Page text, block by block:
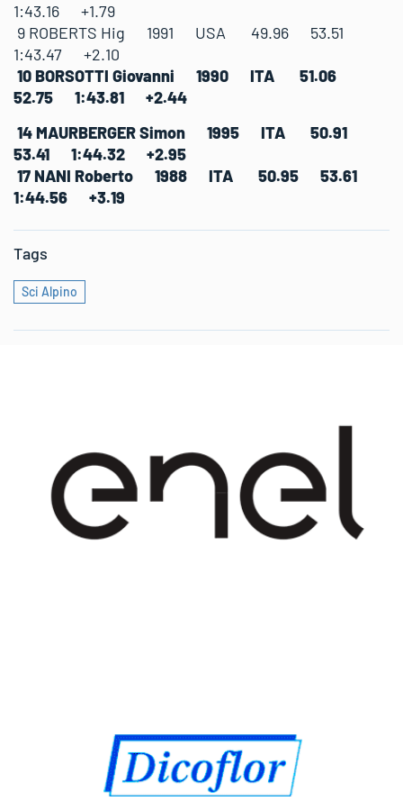
1:43.16 +1.79
9 ROBERTS Hig 1991 USA 49.96 53.51
1:43.47 +2.10
10 BORSOTTI Giovanni 1990 ITA 51.06
52.75 1:43.81 +2.44
14 MAURBERGER Simon 1995 ITA 50.91
53.41 1:44.32 +2.95
17 NANI Roberto 1988 ITA 50.95 53.61
1:44.56 +3.19
Tags
Sci Alpino